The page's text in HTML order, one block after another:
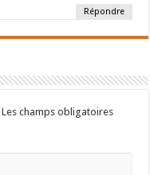
Répondre
Les champs obligatoires